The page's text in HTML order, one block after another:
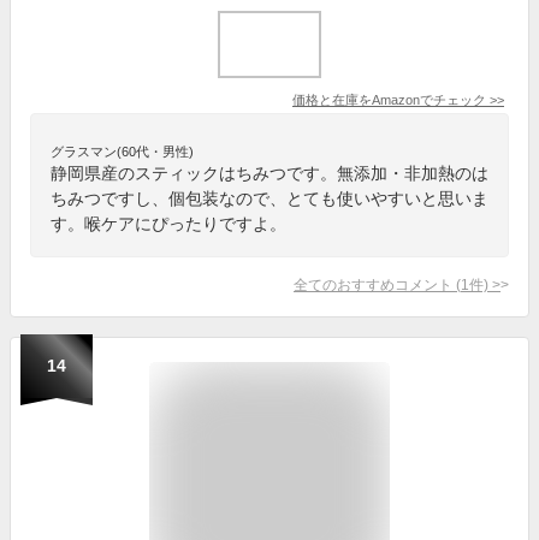
価格と在庫をAmazonでチェック >>
グラスマン(60代・男性)
静岡県産のスティックはちみつです。無添加・非加熱のは
ちみつですし、個包装なので、とても使いやすいと思いま
す。喉ケアにぴったりですよ。
全てのおすすめコメント (1 件) >
14